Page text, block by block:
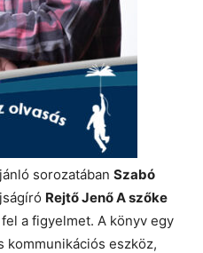
sorozatában Szabó
Rejtő Jenő A szőke
a figyelmet. A könyv egy
kommunikációs eszköz,